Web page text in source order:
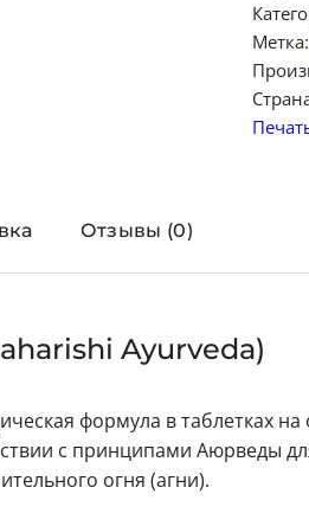
Метка:
Отзывы (0)
Ayurveda)
формула в таблетках
с принципами Аюрведы
огня (агни).